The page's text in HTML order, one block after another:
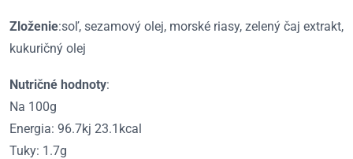
Zloženie:soľ, sezamový olej, morské riasy, zelený čaj extrakt,
kukuričný olej
Nutričné hodnoty:
Na 100g
Energia: 96.7kj 23.1kcal
Tuky: 1.7g